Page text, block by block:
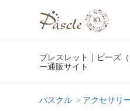
ブレスレット｜ビーズ
ー通販サイト
パスクル アクセサリ